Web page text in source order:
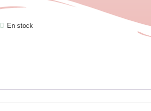
En stock